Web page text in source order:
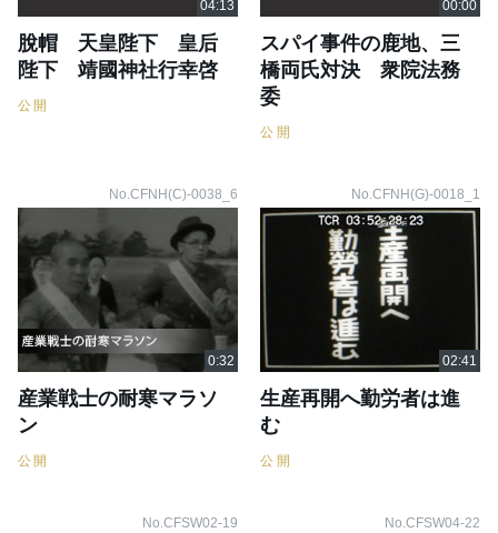
脫帽 天皇陛下 皇后
陛下 靖國神社行幸啓
公開
スパイ事件の鹿地、三
橋両氏対決 衆院法務
委
公開
No.CFNH(C)-0038_6
産業戦士の耐寒マラソ
ン
公開
No.CFNH(G)-0018_1
生産再開へ勤労者は進
む
公開
No.CFSW02-19 No.CFSW04-22